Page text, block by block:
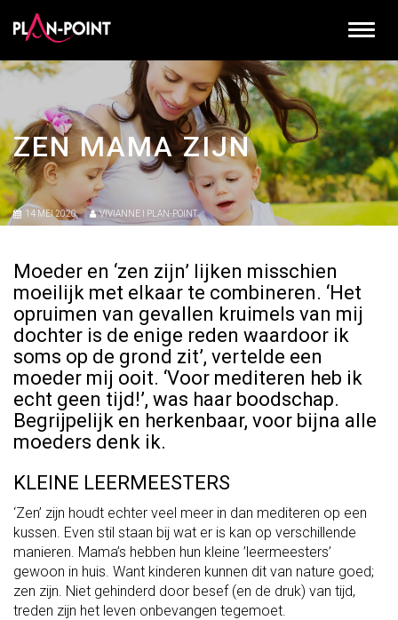
ZEN MAMA ZIJN
14 MEI 2020 VIVIANNE I PLAN-POINT
Moeder en ‘zen zijn’ lijken misschien
moeilijk met elkaar te combineren. ‘Het
opruimen van gevallen kruimels van mij
dochter is de enige reden waardoor ik
soms op de grond zit’, vertelde een
moeder mij ooit. ‘Voor mediteren heb ik
echt geen tijd!’, was haar boodschap.
Begrijpelijk en herkenbaar, voor bijna alle
moeders denk ik.
KLEINE LEERMEESTERS
‘Zen’ zijn houdt echter veel meer in dan mediteren op een
kussen. Even stil staan bij wat er is kan op verschillende
manieren. Mama’s hebben hun kleine ’leermeesters’
gewoon in huis. Want kinderen kunnen dit van nature goed;
zen zijn. Niet gehinderd door besef (en de druk) van tijd,
treden zijn het leven onbevangen tegemoet.